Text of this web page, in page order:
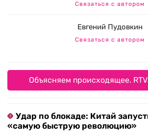
Связаться с автором
Евгений Пудовкин
Связаться с автором
Объясняем происходящее.
Удар по блокаде: Китай
«самую быструю революцию»